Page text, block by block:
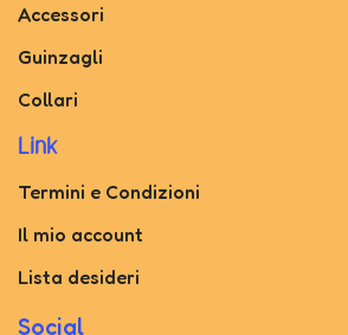
Accessori
Guinzagli
Collari
Link
Termini e Condizioni
Il mio account
Lista desideri
Social